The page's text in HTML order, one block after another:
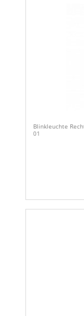
Blinkleuchte
01